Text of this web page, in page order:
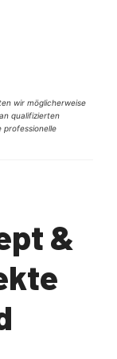
wir möglicherweise
qualifizierten
professionelle
&